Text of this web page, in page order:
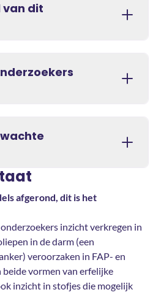
van dit
afgerond, dit is het
inzicht verkregen in
in de darm (een
veroorzaken in FAP- en
vormen van erfelijke
inzicht in stofjes die mogelijk